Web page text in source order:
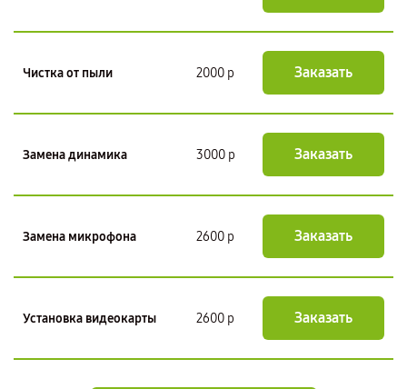
Чистка от пыли 2000 р Заказать
Замена динамика 3000 р Заказать
Замена микрофона 2600 р Заказать
Установка видеокарты 2600 р Заказать